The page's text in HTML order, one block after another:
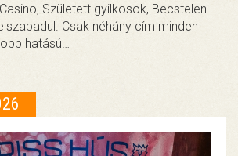
Született gyilkosok, Becstelen
Csak néhány cím minden
hatású…